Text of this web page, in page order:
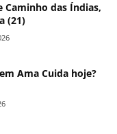
Caminho das Índias,
(21)
Ama Cuida hoje?